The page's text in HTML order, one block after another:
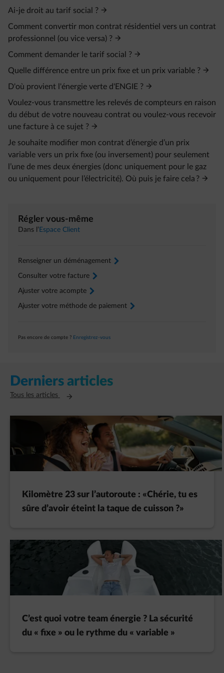
Ai-je droit au tarif social ?
Comment convertir mon contrat résidentiel vers un contrat
professionnel (ou vice versa) ?
Comment demander le tarif social ?
Quelle différence entre un prix fixe et un prix variable ?
D'où provient l'énergie verte d'ENGIE ?
Voulez-vous transmettre les relevés de compteurs en raison
du début de votre nouveau contrat ou voulez-vous recevoir
une facture à ce sujet ?
Je souhaite modifier mon contrat d’énergie d’un prix
variable vers un prix fixe (ou inversement) pour seulement
l’une de mes deux énergies (donc uniquement pour le gaz
ou uniquement pour l’électricité). Où puis je faire cela ?
Régler vous-même
Dans l’ Espace Client
Renseigner un déménagement arrow-right
Consulter votre facture arrow-right
Ajuster votre acompte arrow-right
Ajuster votre méthode de paiement arrow-right
Pas encore de compte ? Enregistrez-vous
Derniers articles
Tous les articles Ouvre un nouvel onglet
Kilomètre 23 sur l’autoroute : «Chérie, tu es
sûre d’avoir éteint la taque de cuisson ?»
C’est quoi votre team énergie ? La sécurité
du « fixe » ou le rythme du « variable »